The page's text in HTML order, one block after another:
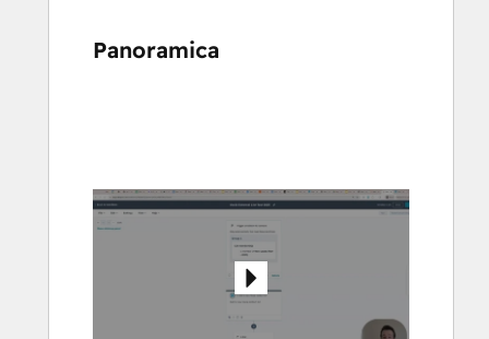
Panoramica
per
vedere